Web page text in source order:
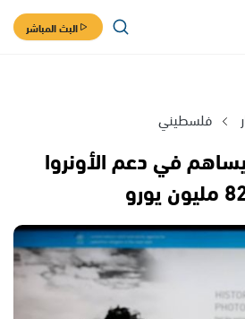
البث المباشر
فلسطيني
يساهم في دعم الأونروا